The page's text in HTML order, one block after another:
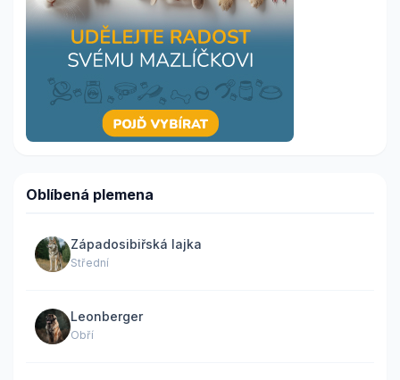
Oblíbená plemena
Západosibiřská lajka
Střední
Leonberger
Obří